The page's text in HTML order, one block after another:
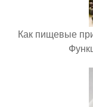
Как пищевые